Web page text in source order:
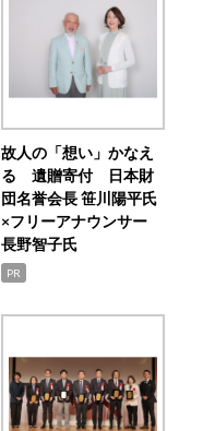
故人の「想い」かなえ
る 遺贈寄付 日本財
団名誉会長 笹川陽平氏
×フリーアナウンサー
長野智子氏
PR